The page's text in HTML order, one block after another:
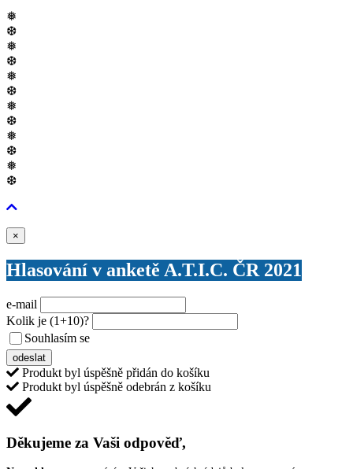
❅
❆
❅
❆
❅
❆
❅
❆
❅
❆
❅
❆
×
Hlasování v anketě A.T.I.C. ČR 2021
e-mail
Kolik je (1+10)?
Souhlasím se
odeslat
Produkt byl úspěšně přidán do košíku
Produkt byl úspěšně odebrán z košíku
Děkujeme za Vaši odpověď,